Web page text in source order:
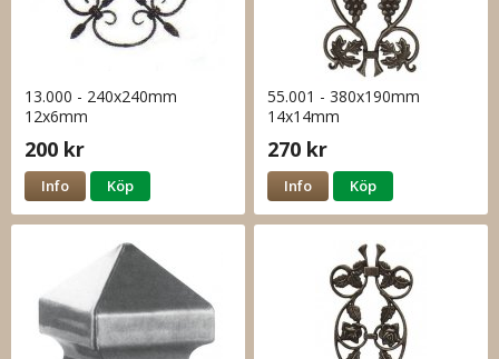
13.000 - 240x240mm
12x6mm
200 kr
Info Köp
55.001 - 380x190mm
14x14mm
270 kr
Info Köp